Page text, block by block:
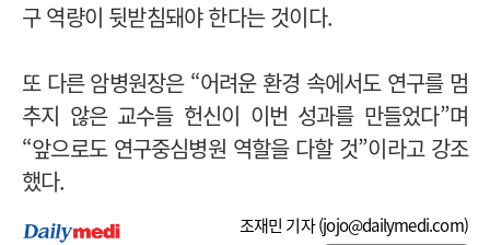
구 역량이 뒷받침돼야 한다는 것이다.
또 다른 암병원장은 “어려운 환경 속에서도 연구를 멈
추지 않은 교수들 헌신이 이번 성과를 만들었다”며
“앞으로도 연구중심병원 역할을 다할 것”이라고 강조
했다.
조재민 기자 (jojo@dailymedi.com)